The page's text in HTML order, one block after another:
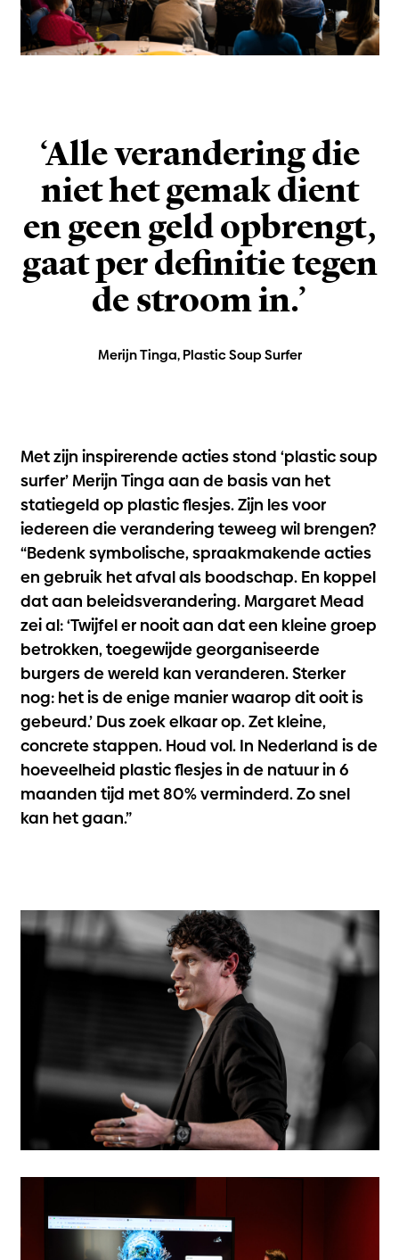
‘Alle verandering die
niet het gemak dient
en geen geld opbrengt,
gaat per definitie tegen
de stroom in.’
Merijn Tinga, Plastic Soup Surfer
Met zijn inspirerende acties stond ‘plastic soup
surfer’ Merijn Tinga aan de basis van het
statiegeld op plastic flesjes. Zijn les voor
iedereen die verandering teweeg wil brengen?
“Bedenk symbolische, spraakmakende acties
en gebruik het afval als boodschap. En koppel
dat aan beleidsverandering. Margaret Mead
zei al: ‘Twijfel er nooit aan dat een kleine groep
betrokken, toegewijde georganiseerde
burgers de wereld kan veranderen. Sterker
nog: het is de enige manier waarop dit ooit is
gebeurd.’ Dus zoek elkaar op. Zet kleine,
concrete stappen. Houd vol. In Nederland is de
hoeveelheid plastic flesjes in de natuur in 6
maanden tijd met 80% verminderd. Zo snel
kan het gaan.”